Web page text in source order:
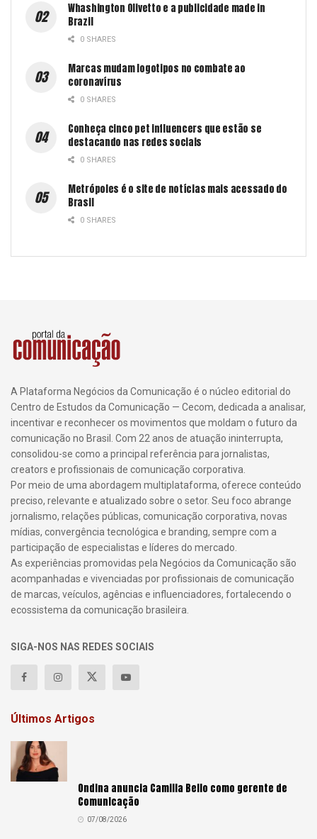
Whashington Olivetto e a publicidade made in
Brazil
0 SHARES
Marcas mudam logotipos no combate ao
coronavírus
0 SHARES
Conheça cinco pet influencers que estão se
destacando nas redes sociais
0 SHARES
Metrópoles é o site de notícias mais acessado do
Brasil
0 SHARES
A Plataforma Negócios da Comunicação é o núcleo editorial do
Centro de Estudos da Comunicação — Cecom, dedicada a analisar,
incentivar e reconhecer os movimentos que moldam o futuro da
comunicação no Brasil. Com 22 anos de atuação ininterrupta,
consolidou-se como a principal referência para jornalistas,
creators e profissionais de comunicação corporativa.
Por meio de uma abordagem multiplataforma, oferece conteúdo
preciso, relevante e atualizado sobre o setor. Seu foco abrange
jornalismo, relações públicas, comunicação corporativa, novas
mídias, convergência tecnológica e branding, sempre com a
participação de especialistas e líderes do mercado.
As experiências promovidas pela Negócios da Comunicação são
acompanhadas e vivenciadas por profissionais de comunicação
de marcas, veículos, agências e influenciadores, fortalecendo o
ecossistema da comunicação brasileira.
SIGA-NOS NAS REDES SOCIAIS
Últimos Artigos
Ondina anuncia Camilla Bello como gerente de
Comunicação
07/08/2026